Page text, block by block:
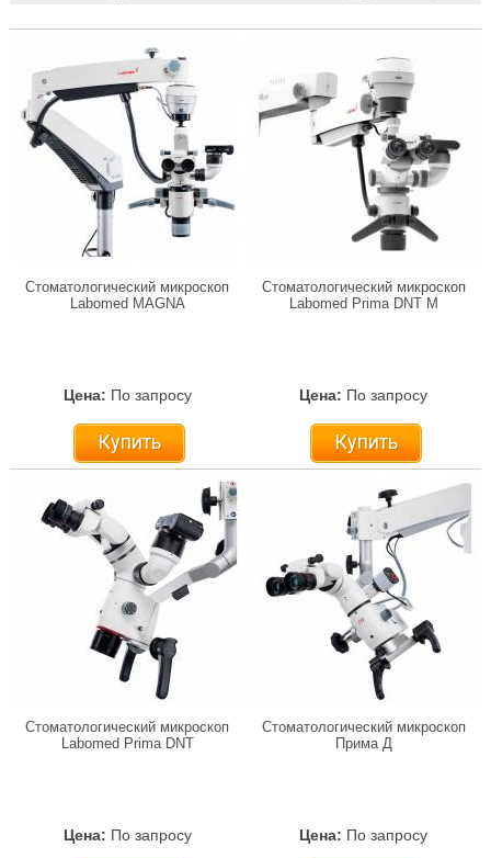
Стоматологический микроскоп
Labomed MAGNA
Цена: По запросу
Купить
Стоматологический микроскоп
Labomed Prima DNT M
Цена: По запросу
Купить
Стоматологический микроскоп
Labomed Prima DNT
Цена: По запросу
Стоматологический микроскоп
Прима Д
Цена: По запросу